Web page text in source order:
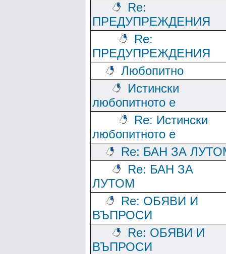
Re:
ПРЕДУПРЕЖДЕНИЯ
Re:
ПРЕДУПРЕЖДЕНИЯ
Любопитно
Истински
любопитното е
Re: Истински
любопитното е
Re: БАН ЗА
Re: БАН ЗА
ЛУТОМ
Re: ОБЯВИ И
ВЪПРОСИ
Re: ОБЯВИ И
ВЪПРОСИ